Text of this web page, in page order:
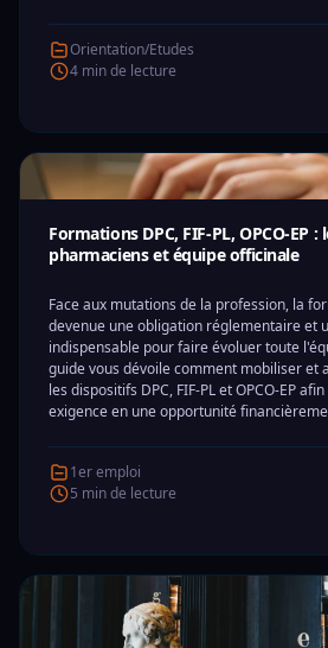
Orientation/Etudes
4 min de lecture
Formations DPC, FIF-PL, OPCO-EP
pharmaciens et équipe officinale
Face aux mutations de la profession, la
devenue une obligation réglementaire et
indispensable pour faire évoluer toute
guide vous dévoile comment mobiliser
les dispositifs DPC, FIF-PL et OPCO-EP
exigence en une opportunité
1er emploi
5 min de lecture